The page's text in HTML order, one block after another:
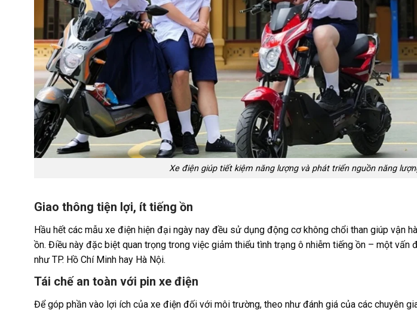
Xe điện giúp tiết kiệm năng lượng và phát triển nguồn năng
Giao thông tiện lợi, ít tiếng ồn
Hầu hết các mẫu xe điện hiện đại ngày nay đều sử dụng động cơ không chổi than giúp vận
ồn. Điều này đặc biệt quan trọng trong việc giảm thiểu tình trạng ô nhiễm tiếng ồn – một
như TP. Hồ Chí Minh hay Hà Nội.
Tái chế an toàn với pin xe điện
Để góp phần vào lợi ích của xe điện đối với môi trường, theo như đánh giá của các chuyên